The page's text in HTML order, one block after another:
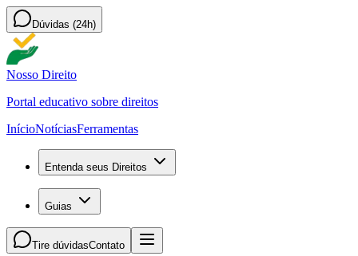
Dúvidas (24h)
Nosso Direito
Portal educativo sobre direitos
InícioNotíciasFerramentas
Entenda seus Direitos
Guias
Tire dúvidasContato